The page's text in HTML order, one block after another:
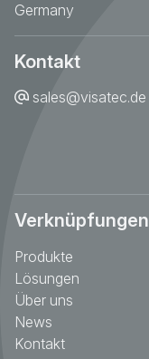
Germany
Kontakt
sales@visatec.de
Verknüpfungen
Produkte
Lösungen
Über uns
News
Kontakt